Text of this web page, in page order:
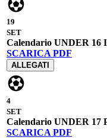
19
SET
Calendario UNDER
SCARICA PDF
ALLEGATI
4
SET
Calendario UNDER
SCARICA PDF